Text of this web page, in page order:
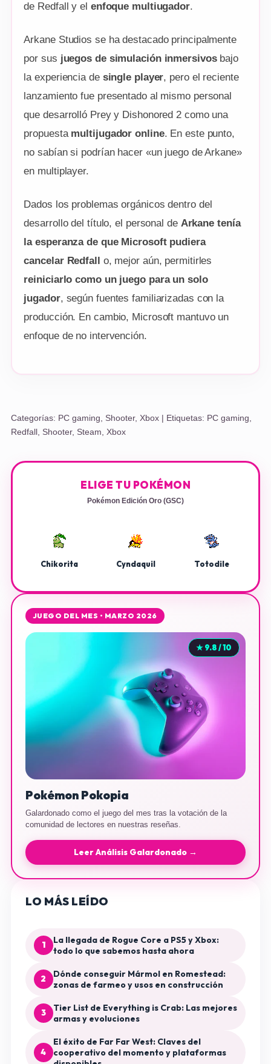
de Redfall y el enfoque multiugador.
Arkane Studios se ha destacado principalmente
por sus juegos de simulación inmersivosbajo
la experiencia de single player, pero el reciente
lanzamiento fue presentado al mismo personal
que desarrolló Prey y Dishonored 2 como una
propuesta multijugador online. En este punto,
no sabían si podrían hacer «un juego de Arkane»
en multiplayer.
Dados los problemas orgánicos dentro del
desarrollo del título, el personal de Arkane tenía
la esperanza de que Microsoft pudiera
cancelar Redfall o, mejor aún, permitirles
reiniciarlo como un juego para un solo
jugador, según fuentes familiarizadas con la
producción. En cambio, Microsoft mantuvo un
enfoque de no intervención.
Categorías: PC gaming Shooter, Xbox| Etiquetas: PC gaming
Redfall, Shooter, Steam Xbox
ELIGE TU POKÉMON
Pokémon Edición Oro (GSC)
Chikorita Cyndaquil Totodile
JUEGO DEL MES • MARZO 2026
★ 9.8 / 10
Pokémon Pokopia
Galardonado como el juego del mes tras la votación de la
comunidad de lectores en nuestras reseñas.
Leer Análisis Galardonado →
LO MÁS LEÍDO
1
La llegada de Rogue Core a PS5 y Xbox:
todo lo que sabemos hasta ahora
2
Dónde conseguir Mármol en Romestead:
zonas de farmeo y usos en construcción
3
Tier List de Everything is Crab: Las mejores
armas y evoluciones
4
El éxito de Far Far West: Claves del
cooperativo del momento y plataformas